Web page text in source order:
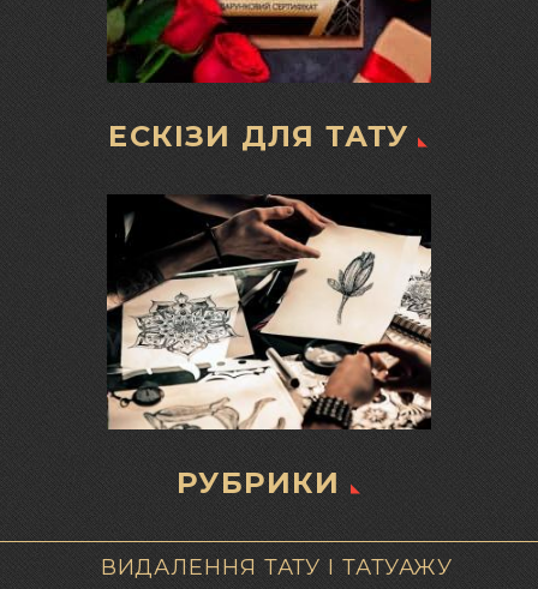
ЕСКІЗИ ДЛЯ ТАТУ
РУБРИКИ
ВИДАЛЕННЯ ТАТУ І ТАТУАЖУ